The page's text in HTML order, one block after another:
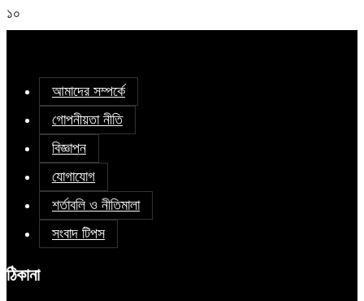
১০
আমাদের সম্পর্কে
গোপনীয়তা নীতি
বিজ্ঞাপন
যোগাযোগ
শর্তাবলি ও নীতিমালা
সংবাদ টিপস
ঠিকানা